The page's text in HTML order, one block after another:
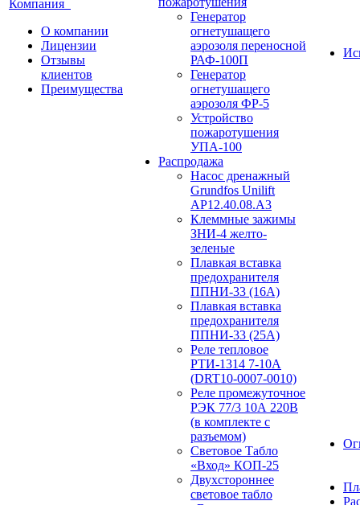
Компания
О компании
Лицензии
Отзывы
клиентов
Преимущества
Генератор
огнетушащего
аэрозоля переносной
РАФ-100П
Генератор
огнетушащего
аэрозоля ФР-5
Устройство
пожаротушения
УПА-100
Распродажа
Насос дренажный
Grundfos Unilift
АP12.40.08.A3
Клеммные зажимы
ЗНИ-4 желто-
зеленые
Плавкая вставка
предохранителя
ППНИ-33 (16А)
Плавкая вставка
предохранителя
ППНИ-33 (25А)
Реле тепловое
РТИ-1314 7-10А
(DRT10-0007-0010)
Реле промежуточное
РЭК 77/3 10А 220В
(в комплекте с
разъемом)
Световое Табло
«Вход» КОП-25
Двухстороннее
световое табло